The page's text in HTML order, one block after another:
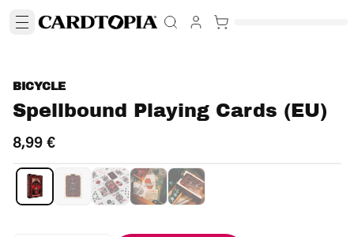
BICYCLE
Spellbound Playing Cards (EU)
8,99 €